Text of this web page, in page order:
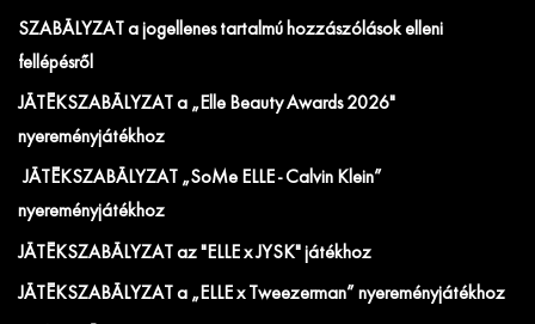
SZABÁLYZAT a jogellenes tartalmú hozzászólások elleni
fellépésről
JÁTÉKSZABÁLYZAT a „Elle Beauty Awards 2026"
nyereményjátékhoz
JÁTÉKSZABÁLYZAT „SoMe ELLE - Calvin Klein”
nyereményjátékhoz
JÁTÉKSZABÁLYZAT az "ELLE x JYSK" játékhoz
JÁTÉKSZABÁLYZAT a „ELLE x Tweezerman” nyereményjátékhoz